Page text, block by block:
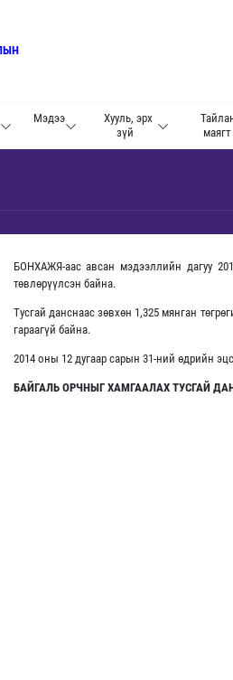
Мэдээ
Хууль, эрх
зүй
маягт
БОНХАЖЯ-аас авсан мэдээллийн дагуу
төвлөрүүлсэн байна.
Тусгай данснаас зөвхөн 1,325 мянган
гараагүй байна.
2014 оны 12 дугаар сарын 31-ний өдрийн
БАЙГАЛЬ ОРЧНЫГ ХАМГААЛАХ ТУСГАЙ